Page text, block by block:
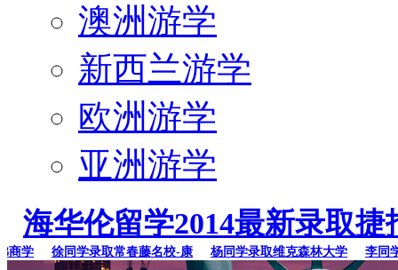
澳洲游学
新西兰游学
欧洲游学
亚洲游学
海华伦留学2014最新录取捷
徐同学录取常春藤名校-康 杨同学录取维克森林大学 李同学录